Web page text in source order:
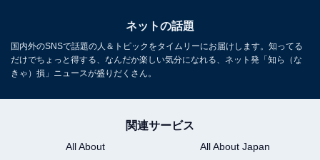
ネットの話題
国内外のSNSで話題の人＆トピックをタイムリーにお届けします。知ってる
だけでちょっと得する、なんだか楽しい気分になれる、ネット発「知ら（な
きゃ）損」ニュースが盛りだくさん。
関連サービス
All About
All About Japan